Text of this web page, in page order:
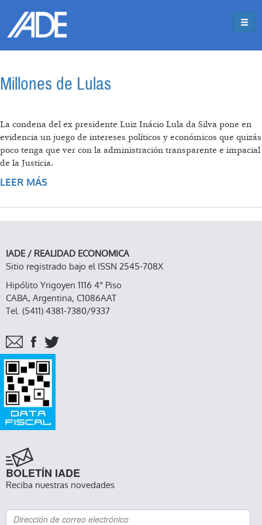
Millones de Lulas
La condena del ex presidente Luiz Inácio Lula da Silva pone en
evidencia un juego de intereses políticos y económicos que quizás
poco tenga que ver con la administración transparente e impacial
de la Justicia.
LEER MÁS
IADE / REALIDAD ECONOMICA
Sitio registrado bajo el ISSN 2545-708X
Hipólito Yrigoyen 1116 4° Piso
CABA, Argentina, C1086AAT
Tel. (5411) 4381-7380/9337
BOLETÍN IADE
Reciba nuestras novedades